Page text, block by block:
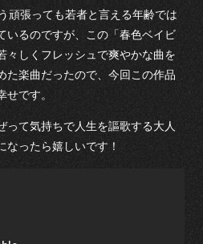
頑張っても若者と言える年齢では
いるのですが、この「春色ベイビ
々しくフレッシュで爽やかな曲を
た楽曲だったので、今回この作品
せです。
って気持ちで人生を謳歌する大人
なったら嬉しいです！